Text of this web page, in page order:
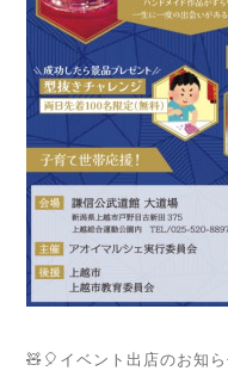
🧸🎈イベント出店のお知